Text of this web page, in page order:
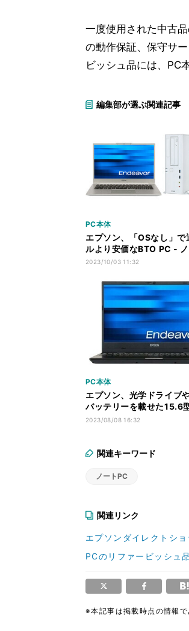
一度使用された中古
の動作保証、保守サ
ビッシュ品には、PC
編集部が選ぶ関連記事
PC本体
エプソン、「OSなし」で
ルより安価なBTO PC -
など3機種
2023/10/03 11:32
PC本体
エプソン、光学ドライブ
バッテリーを載せた15.6
PC
2023/08/08 16:32
関連キーワード
ノートPC
関連リンク
エプソンダイレクトシ
PCのリファービッシュ品
※本記事は掲載時点の情報